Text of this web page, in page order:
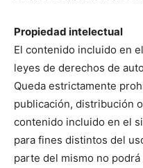
Propiedad intelectual
El contenido incluido en
leyes de derechos de
Queda estrictamente
publicación, distribución
contenido incluido en el
para fines distintos del
parte del mismo no